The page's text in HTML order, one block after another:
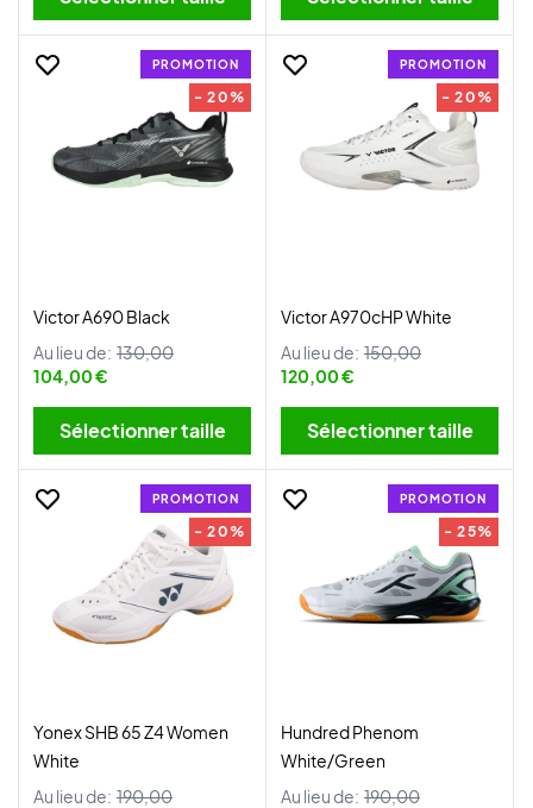
PROMOTION
- 20%
Victor A690 Black
Au lieu de: 130,00
104,00 €
Sélectionner taille
PROMOTION
- 20%
Victor A970cHP White
Au lieu de: 150,00
120,00 €
Sélectionner taille
PROMOTION
- 20%
Yonex SHB 65 Z4 Women
White
Au lieu de: 190,00
PROMOTION
- 25%
Hundred Phenom
White/Green
Au lieu de: 190,00